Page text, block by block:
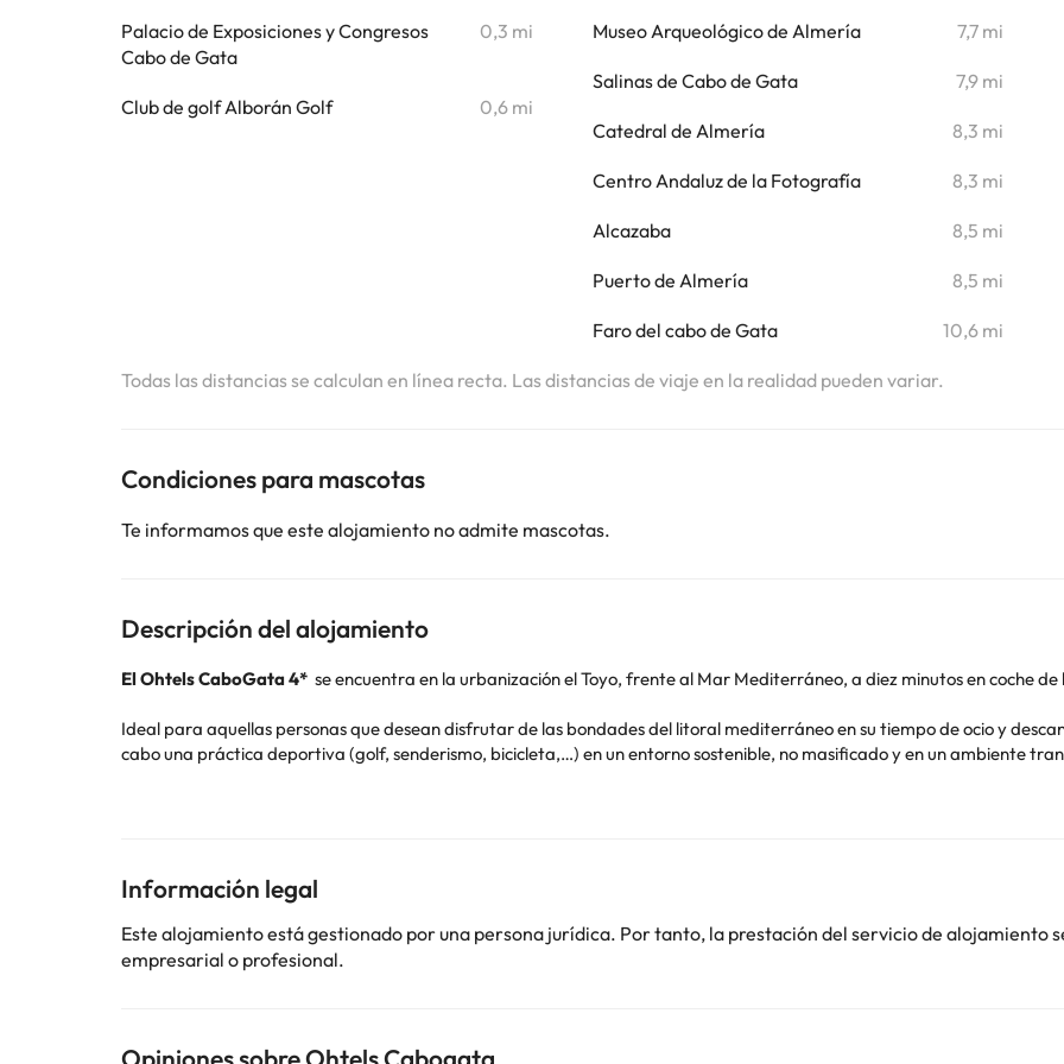
Palacio de Exposiciones y Congresos
Cabo de Gata
0,3 mi
Club de golf Alborán Golf 0,6 mi
Museo Arqueológico de Almería 7,7 mi
Salinas de Cabo de Gata 7,9 mi
Catedral de Almería 8,3 mi
Centro Andaluz de la Fotografía 8,3 mi
Alcazaba 8,5 mi
Puerto de Almería 8,5 mi
Faro del cabo de Gata 10,6 mi
Todas las distancias se calculan en línea recta. Las distancias de viaje en la realidad pueden variar.
Condiciones para mascotas
Te informamos que este alojamiento no admite mascotas.
Descripción del alojamiento
El Ohtels CaboGata 4* se encuentra en la urbanización el Toyo, frente al Mar Mediterráneo, a diez minutos en coche
Ideal para aquellas personas que desean disfrutar de las bondades del litoral mediterráneo en su tiempo de ocio y
cabo una práctica deportiva (golf, senderismo, bicicleta,…) en un entorno sostenible, no masificado y en un ambiente
Algunos de los servicios detallados pueden ser de pago. Puedes consultar sus tarifas directamente en el
cambios por parte del alojamiento. Si tienes dudas, contáctanos.
Información legal
Este alojamiento está gestionado por una persona jurídica. Por tanto, la prestación del servicio de alojamiento
empresarial o profesional.